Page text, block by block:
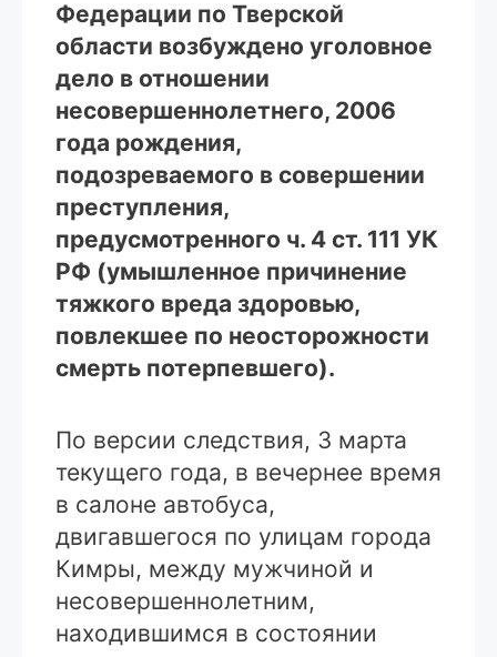
Федерации по Тверской
области возбуждено уголовное
дело в отношении
несовершеннолетнего, 2006
года рождения,
подозреваемого в совершении
преступления,
предусмотренного ч. 4 ст. 111 УК
РФ (умышленное причинение
тяжкого вреда здоровью,
повлекшее по неосторожности
смерть потерпевшего).
По версии следствия, 3 марта
текущего года, в вечернее время
в салоне автобуса,
двигавшегося по улицам города
Кимры, между мужчиной и
несовершеннолетним,
находившимся в состоянии